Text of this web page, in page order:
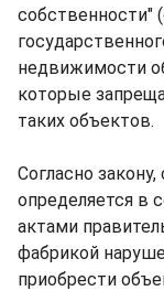
собственности"
недвижимости
которые
таких объектов.
Согласно
определяется в
актами
фабрикой
приобрести